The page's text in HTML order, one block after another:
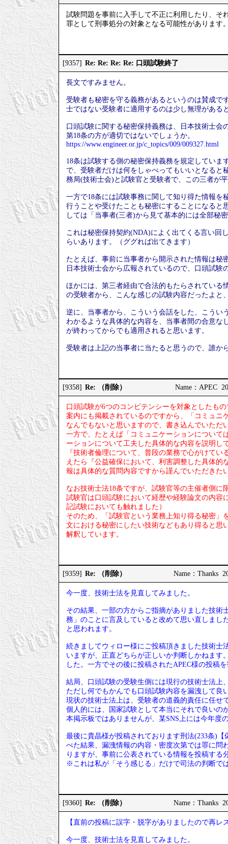
試験問題を事前に入手して不正に利用したり、そ
罪として刑事処分の対象となる可能性があります
[9357] Re: Re: Re: Re: 口頭試験終了
長文ですみません。
受験者も秘密を守る義務があるというのは賛成で
士ではない受験者に適用するのは少し無理がある
口頭試験に関する秘密保持義務は、日本技術士
第18条の方が適切ではないでしょうか。
https://www.engineer.or.jp/c_topics/009/009327.html
18条は試験する側の秘密保持義務を規定してい
で、受験者だけは何をしゃべってもいいとなる
務局(技術士会)と試験官と受験者で、この三者が
一方で18条には試験事務に関して知り得た情報
行うことや受けたことも秘密にすることになると
しては「当事者(三者)から見て基本的には全部秘
これは秘密保持契約(NDA)によく出てくる言い回
らいあります。（ググれば出てきます）
たとえば、事前に当事者から開示された情報は
日本技術士会から広報されているので、口頭試
ほかには、第三者経由で合法的もたらされている
の受験者から、こんな感じの試験内容だったよと
逆に、当事者から、こういう会話をした、こうい
わかるような具体的な内容を、当事者間の合意な
が終わってからでも適用されると思います。
受験者は上記の当事者に当たると思うので、誰か
[9358] Re: （削除） Name：APEC
口頭試験が6つのコンピテンシーを対象としたも
案内にも掲載されているのですから、「コミュニ
なんでもないと思いますので、書き込んでいただ
一方で、たとえば「コミュニケーションについて
ーションについて工夫した具体的な内容を説明
『技術者倫理について、普段の業務で心がけて
えたら『公益確保において、利害調整した具体
報は具体的な質問内容ですから謹んでいただきた
なお技術士法18条ですが、試験官等の主催者側に
試験官は口頭試験において経歴や経験論文の内容
記試験においても触れました）
そのため、「試験官という業務上知り得る秘密
文における秘密にしたい技術などもあり得ると思
解釈しています。
[9359] Re: （削除） Name：Thanks
今一度、技術士法を見直してみました。
その結果、一部の方からご指摘がありました技術
務」のことに言及していると改めて思い直しまし
と思われます。
続きましてウィロー様にご投稿頂きました技術士
いますが、正直どちらが正しいか判断しかねま
した。一方でその後に投稿されたAPEC様の投稿
結局、口頭試験の受験生側には現行の技術士法上
ただし何でもかんでも口頭試験内容を漏洩して良
現状の技術士法上は、受験者の道義的責任に任せ
個人的には、国家試験として本当にそれで良い
本掲示板ではありませんが、某SNS上には今年度
最後に貴晶様が投稿されております刑法(233条)
べた結果、漏洩情報の内容・密度次第では罪に問
りますが、事前に公表されている情報を投稿する
※これは私が「そう感じる」だけで司法の判断で
[9360] Re: （削除） Name：Thanks
【直前の投稿に誤字・脱字がありましたので再レ
今一度、技術士法を見直してみました。